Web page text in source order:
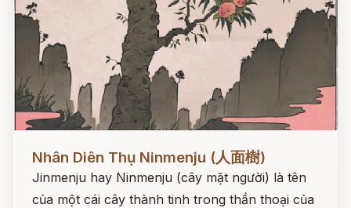
Nhân Diên Thụ Ninmenju (人面樹)
Jinmenju hay Ninmenju (cây mặt người) là tên
của một cái cây thành tinh trong thần thoại của